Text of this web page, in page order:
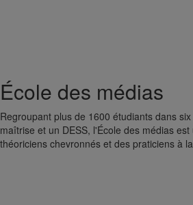
École des médias
Regroupant plus de 1600 étudiants dans
maîtrise et un DESS, l'École des médias
théoriciens chevronnés et des praticiens à